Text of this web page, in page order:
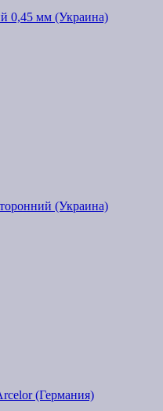
0,45 мм (Украина)
(Украина)
(Германия)